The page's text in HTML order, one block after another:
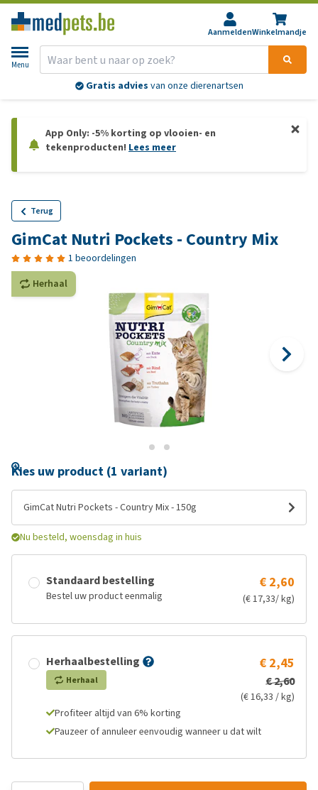
AanmeldenWinkelmandje
Menu
Gratis advies van onze dierenartsen
App Only: -5% korting op vlooien- en
tekenproducten! Lees meer
Terug
GimCat Nutri Pockets - Country Mix
1 beoordelingen
Herhaal
Kies uw product (1 variant)
GimCat Nutri Pockets - Country Mix - 150g
Nu besteld, woensdag in huis
Standaard bestelling
Bestel uw product eenmalig
€ 2,60
(€ 17,33/ kg)
Herhaalbestelling
Herhaal
€ 2,45
€ 2,60
(€ 16,33 / kg)
Profiteer altijd van 6% korting
Pauzeer of annuleer eenvoudig wanneer u dat wilt